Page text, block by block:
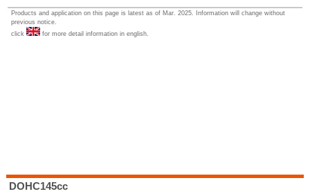
Products and application on this page is latest as of Mar. 2025. Information will change without
previous notice.
click
for more detail information in english.
DOHC145cc